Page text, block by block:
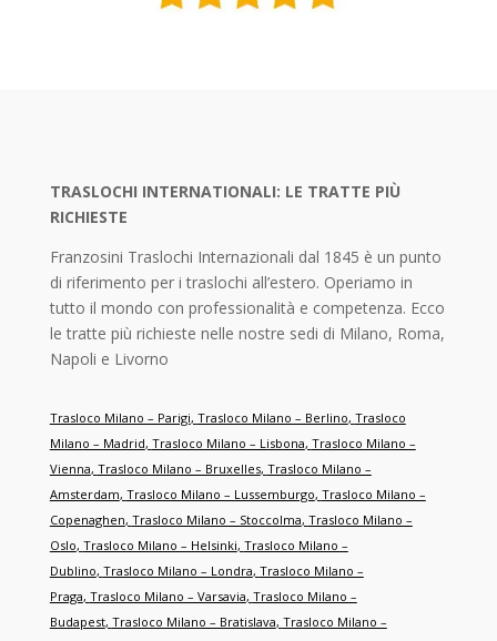
TRASLOCHI INTERNATIONALI: LE TRATTE PIÙ
RICHIESTE
Franzosini Traslochi Internazionali dal 1845 è un punto
di riferimento per i traslochi all’estero. Operiamo in
tutto il mondo con professionalità e competenza. Ecco
le tratte più richieste nelle nostre sedi di Milano, Roma,
Napoli e Livorno
Trasloco Milano – Parigi, Trasloco Milano – Berlino, Trasloco
Milano – Madrid, Trasloco Milano – Lisbona, Trasloco Milano –
Vienna, Trasloco Milano – Bruxelles, Trasloco Milano –
Amsterdam, Trasloco Milano – Lussemburgo, Trasloco Milano –
Copenaghen, Trasloco Milano – Stoccolma, Trasloco Milano –
Oslo, Trasloco Milano – Helsinki, Trasloco Milano –
Dublino, Trasloco Milano – Londra, Trasloco Milano –
Praga, Trasloco Milano – Varsavia, Trasloco Milano –
Budapest, Trasloco Milano – Bratislava, Trasloco Milano –